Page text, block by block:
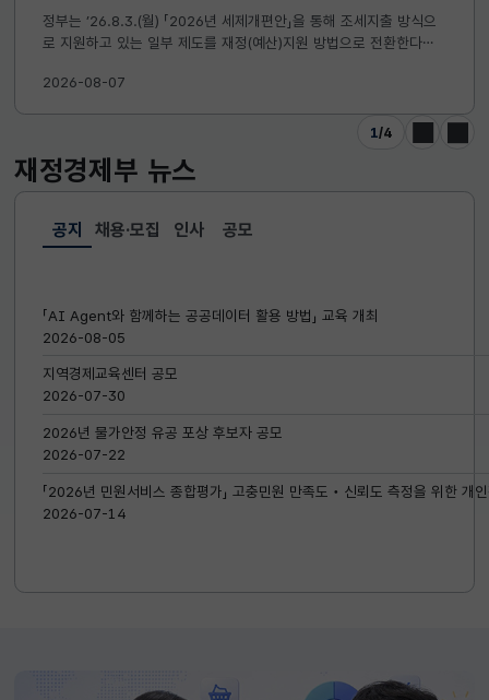
달러-원 1417.7000 6.1000(하락)
정부는 ’26.8.3.(월) 「2026년 세제개편안」을 통해 조세지출 방식으
로 지원하고 있는 일부 제도를 재정(예산)지원 방법으로 전환한다고
2026-08-07
1/4
이전 다음
재정경제부 뉴스
공지
선택됨
공지
「AI Agent와 함께하는 공공데이터 활용 방법」 교육 개최
2026-08-05
지역경제교육센터 공모
2026-07-30
2026년 물가안정 유공 포상 후보자 공모
2026-07-22
「2026년 민원서비스 종합평가」 고충민원 만족도‧신뢰도 측정을 위한 개
2026-07-14
채용·모집 인사 공모